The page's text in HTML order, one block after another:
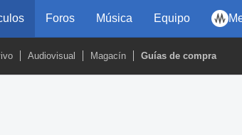
Foros Música Equipo
Audiovisual Magacín Guías de compra